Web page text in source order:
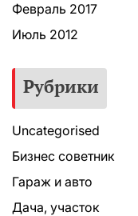
Февраль 2017
Июль 2012
Рубрики
Uncategorised
Бизнес советник
Гараж и авто
Дача, участок